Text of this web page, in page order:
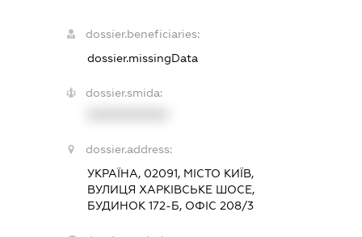
dossier.beneficiaries:
dossier.missingData
dossier.smida:
dossier.address:
УКРАЇНА, 02091, МІСТО КИЇВ,
ВУЛИЦЯ ХАРКІВСЬКЕ ШОСЕ,
БУДИНОК 172-Б, ОФІС 208/3